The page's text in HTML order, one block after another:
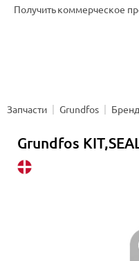
Получитькоммерческое
Запчасти Grundfos
Grundfos